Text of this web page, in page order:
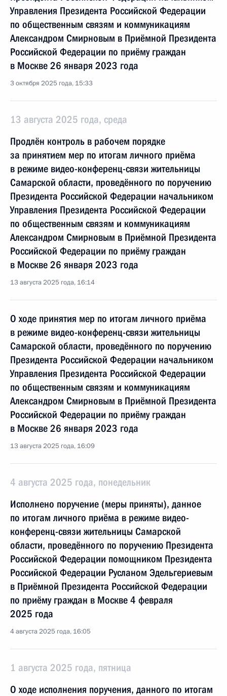
Управления Президента Российской Федерации
по общественным связям и коммуникациям
Александром Смирновым в Приёмной Президента
Российской Федерации по приёму граждан
в Москве 26 января 2023 года
3 октября 2025 года, 15:33
13 августа 2025 года, среда
Продлён контроль в рабочем порядке
за принятием мер по итогам личного приёма
в режиме видео-конференц-связи жительницы
Самарской области, проведённого по поручению
Президента Российской Федерации начальником
Управления Президента Российской Федерации
по общественным связям и коммуникациям
Александром Смирновым в Приёмной Президента
Российской Федерации по приёму граждан
в Москве 26 января 2023 года
13 августа 2025 года, 16:14
О ходе принятия мер по итогам личного приёма
в режиме видео-конференц-связи жительницы
Самарской области, проведённого по поручению
Президента Российской Федерации начальником
Управления Президента Российской Федерации
по общественным связям и коммуникациям
Александром Смирновым в Приёмной Президента
Российской Федерации по приёму граждан
в Москве 26 января 2023 года
13 августа 2025 года, 16:09
4 августа 2025 года, понедельник
Исполнено поручение (меры приняты), данное
по итогам личного приёма в режиме видео-
конференц-связи жительницы Самарской
области, проведённого по поручению Президента
Российской Федерации помощником Президента
Российской Федерации Русланом Эдельгериевым
в Приёмной Президента Российской Федерации
по приёму граждан в Москве 4 февраля
2025 года
4 августа 2025 года, 16:05
1 августа 2025 года, пятница
О ходе исполнения поручения, данного по итогам